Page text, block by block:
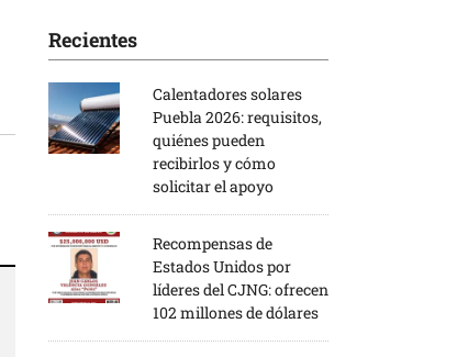
Recientes
Calentadores solares
Puebla 2026: requisitos,
quiénes pueden
recibirlos y cómo
solicitar el apoyo
Recompensas de
Estados Unidos por
líderes del CJNG: ofrecen
102 millones de dólares